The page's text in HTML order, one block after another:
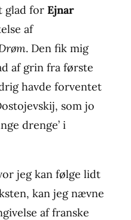
glad for Ejnar
af
. Den fik mig
af grin fra første
havde forventet
som jo
drenge’ i
jeg kan følge lidt
kan jeg nævne
af franske